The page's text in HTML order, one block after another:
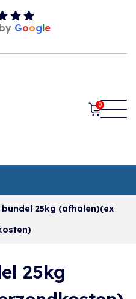
Google
0
25kg (afhalen)(ex
25kg